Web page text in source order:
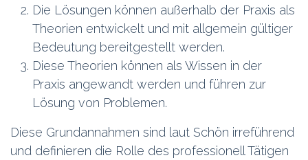
Die Lösungen können außerhalb der Praxis als
Theorien entwickelt und mit allgemein gültiger
Bedeutung bereitgestellt werden.
Diese Theorien können als Wissen in der
Praxis angewandt werden und führen zur
Lösung von Problemen.
Diese Grundannahmen sind laut Schön irreführend
und definieren die Rolle des professionell Tätigen